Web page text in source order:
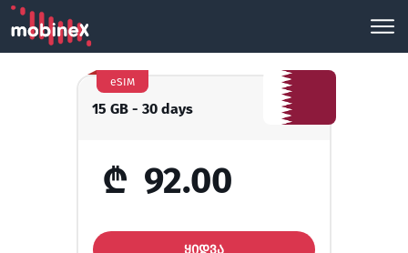
15 GB - 30 days
eSIM
₾ 92.00
ᲧᲘᲓᲕᲐ